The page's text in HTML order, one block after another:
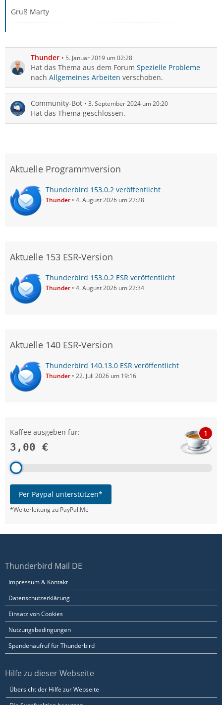
Gruß Marty
Thunder 5. Januar 2019 um 02:28
Hat das Thema aus dem Forum Spezielle Probleme
nach Allgemeines Arbeiten verschoben.
Community-Bot 3. September 2024 um 20:20
Hat das Thema geschlossen.
Aktuelle Programmversion
Thunderbird 153.0.2 veröffentlicht
Thunder 4. August 2026 um 22:28
Aktuelle 153 ESR-Version
Thunderbird 153.0.2 ESR veröffentlicht
Thunder 4. August 2026 um 22:34
Aktuelle 140 ESR-Version
Thunderbird 140.13.0 ESR veröffentlicht
Thunder 22. Juli 2026 um 19:16
Kaffee ausgeben für:
3,00 €
1
Per Paypal unterstützen*
*Weiterleitung zu PayPal.Me
Thunderbird Mail DE
Impressum & Kontakt
Datenschutzerklärung
Einsatz von Cookies
Nutzungsbedingungen
Spendenaufruf für Thunderbird
Hilfe zu dieser Webseite
Übersicht der Hilfe zur Webseite